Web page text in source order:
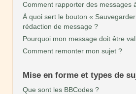
Comment rapporter des messages
À quoi sert le bouton «
rédaction de message ?
Pourquoi mon message doit être
Comment remonter mon sujet ?
Mise en forme et types de
Que sont les BBCodes ?